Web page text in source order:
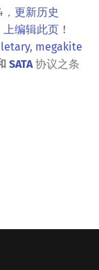
， 更新历史
编辑此页！
, megakite
SATA协议之条